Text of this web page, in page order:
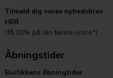
Tilmeld dig vores nyhedsbrev
HER
(få 10% på din første ordre*)
Åbningstider
Buitikkens åbningtider